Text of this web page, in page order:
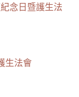
】
念日暨護生法
生法會